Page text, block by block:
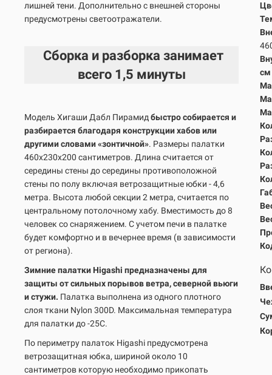
лишней тени. Дополнительно с внешней стороны
предусмотрены светоотражатели.
Сборка и разборка занимает
всего 1,5 минуты
Модель Хигаши Дабл Пирамид быстро собирается и
разбирается благодаря конструкции хабов или
другими словами «зонтичной». Размеры палатки
460х230х200 сантиметров. Длина считается от
середины стены до середины противоположной
стены по полу включая ветрозащитные юбки - 4,6
метра. Высота любой секции 2 метра, считается по
центральному потолочному хабу. Вместимость до 8
человек со снаряжением. С учетом печи в палатке
будет комфортно и в вечернее время (в зависимости
от региона).
Зимние палатки Higashi предназначены для
защиты от сильных порывов ветра, северной вьюги
и стужи. Палатка выполнена из одного плотного
слоя ткани Nylon 300D. Максимальная температура
для палатки до -25С.
По периметру палаток Higashi предусмотрена
ветрозащитная юбка, шириной около 10
сантиметров которую необходимо прикопать
см